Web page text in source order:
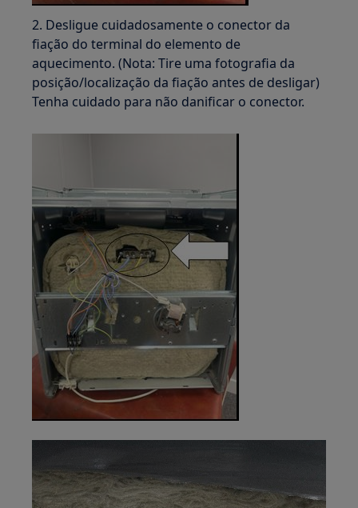
2. Desligue cuidadosamente o conector da
fiação do terminal do elemento de
aquecimento. (Nota: Tire uma fotografia da
posição/localização da fiação antes de desligar)
Tenha cuidado para não danificar o conector.